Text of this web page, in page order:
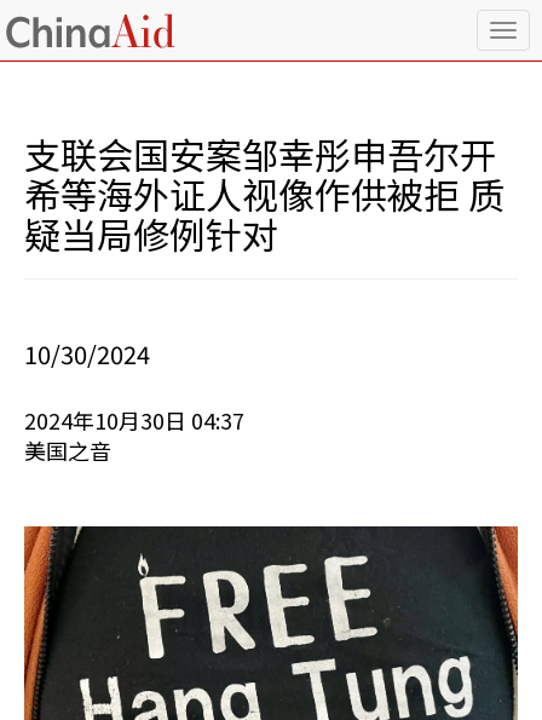
T
o
支联会国安案邹幸彤申吾尔开
希等海外证人视像作供被拒 质
疑当局修例针对
10/30/2024
2024年10月30日 04:37
美国之音